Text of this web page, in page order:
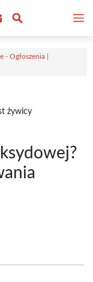
- Ogłoszenia |
żywicy